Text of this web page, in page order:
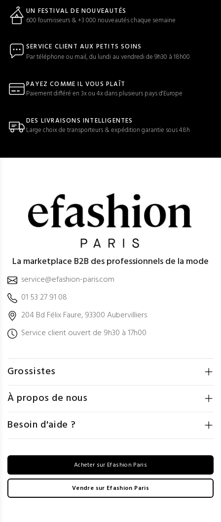
UN FESTIVAL DE NOUVEAUTÉS
600 fournisseurs & +3 000 nouveautés chaque semaine
SERVICE CLIENT AUX PETITS SOINS
Par téléphone ou mail, du lundi au vendredi de 9h30 à 18h00
PAYEZ COMME IL VOUS PLAÎT
Paiement différé en 3x ou 4x dans plusieurs pays d'Europe
DES LIVRAISONS INTELLIGENTES
Large choix de transporteurs & expédition garantie sous 48h
La marketplace B2B des professionnels de la mode
service@efashion-paris.com
01 53 27 91 08
204 Bd Félix Faure, 93300 Aubervilliers
Service client ouvert de 9h30 à 17h00
Grossistes
À propos de nous
Besoin d'aide ?
Acheter sur Efashion Paris
Vendre sur Efashion Paris